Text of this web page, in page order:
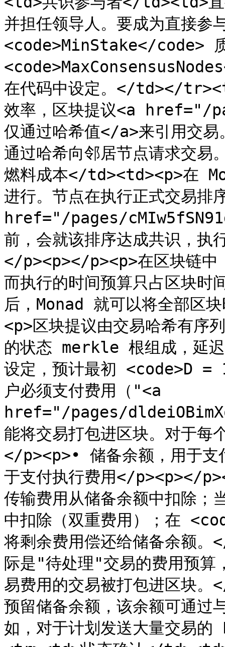
并担任领导人。要成为直接参
<code>MinStake</code>
在代码中设定。</td></
效率，区块提议<a href="/
仅通过哈希值</a>来引用交易
通过哈希向邻居节点请求交
燃料成本</td><td><p>在
进行。节点在执行正式交易排
href="/pages/
前，会就该排序达成共识，执
</p><p></p><p>在区块链中
而执行的时间预算只占区块时
后，Monad 就可以将全部区
<p>区块提议由交易哈希有
的状态 merkle 根组成，延
设定，预计最初 <code>D
户必须支付费用（"<a
href="/pages/
能将交易打包进区块。对于每
</p><p>• 储备余额，用于
于支付执行费用</p><p></
传输费用从储备余额中扣除；
中扣除（双重费用）；在
将剩余费用偿还给储备余额
际是"待处理"交易的费用预算
易费用的交易被打包进区块
预留储备余额，该余额可通过
如，对于计划发送大量交易